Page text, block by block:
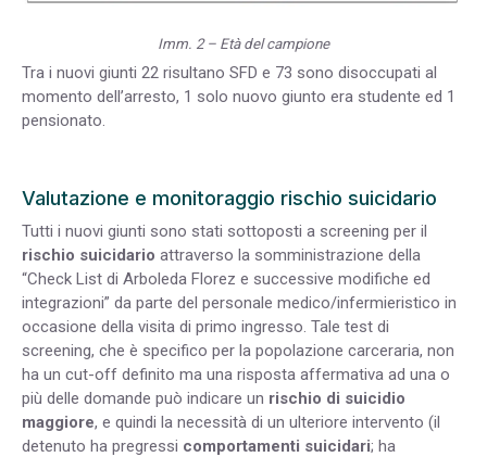
Imm. 2 – Età del campione
Tra i nuovi giunti 22 risultano SFD e 73 sono disoccupati al
momento dell’arresto, 1 solo nuovo giunto era studente ed 1
pensionato.
Valutazione e monitoraggio rischio suicidario
Tutti i nuovi giunti sono stati sottoposti a screening per il
rischio suicidario attraverso la somministrazione della
“Check List di Arboleda Florez e successive modifiche ed
integrazioni” da parte del personale medico/infermieristico in
occasione della visita di primo ingresso. Tale test di
screening, che è specifico per la popolazione carceraria, non
ha un cut-off definito ma una risposta affermativa ad una o
più delle domande può indicare un rischio di suicidio
maggiore, e quindi la necessità di un ulteriore intervento (il
detenuto ha pregressi comportamenti suicidari; ha